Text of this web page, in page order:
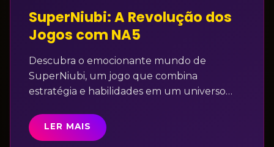
SuperNiubi: A Revolução dos
Jogos com NA5
Descubra o emocionante mundo de
SuperNiubi, um jogo que combina
estratégia e habilidades em um universo
mecânicas e regras inovadoras.
LER MAIS